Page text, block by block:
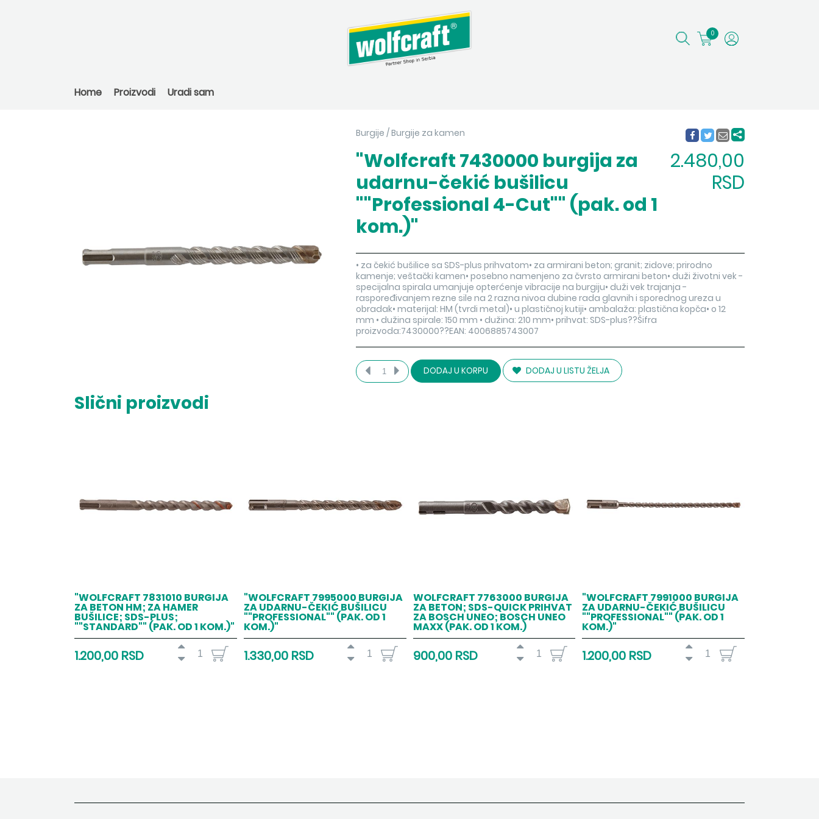
0
Home Proizvodi Uradi sam
Burgije /Burgije za kamen
"Wolfcraft 7430000 burgija za
udarnu-čekić bušilicu
""Professional 4-Cut"" (pak. od 1
kom.)"
2.480,00
RSD
• za čekić bušilice sa SDS-plus prihvatom• za armirani beton; granit; zidove; prirodno
kamenje; veštački kamen• posebno namenjeno za čvrsto armirani beton• duži životni vek -
specijalna spirala umanjuje opterćenje vibracije na burgiju• duži vek trajanja -
raspoređivanjem rezne sile na 2 razna nivoa dubine rada glavnih i sporednog ureza u
obradak• materijal: HM (tvrdi metal)• u plastičnoj kutiji• ambalaža: plastična kopča• o 12
mm • dužina spirale: 150 mm • dužina: 210 mm• prihvat: SDS-plus??Šifra
proizvoda:7430000??EAN: 4006885743007
DODAJ U KORPU DODAJ U LISTU ŽELJA
Slični proizvodi
"WOLFCRAFT 7831010 BURGIJA
ZA BETON HM; ZA HAMER
BUŠILICE; SDS-PLUS;
""STANDARD"" (PAK. OD 1 KOM.)"
1.200,00 RSD
"WOLFCRAFT 7995000 BURGIJA
ZA UDARNU-ČEKIĆ BUŠILICU
""PROFESSIONAL"" (PAK. OD 1
KOM.)"
1.330,00 RSD
WOLFCRAFT 7763000 BURGIJA
ZA BETON; SDS-QUICK PRIHVAT
ZA BOSCH UNEO; BOSCH UNEO
MAXX (PAK. OD 1 KOM.)
900,00 RSD
"WOLFCRAFT 7991000 BURGIJA
ZA UDARNU-ČEKIĆ BUŠILICU
""PROFESSIONAL"" (PAK. OD 1
KOM.)"
1.200,00 RSD